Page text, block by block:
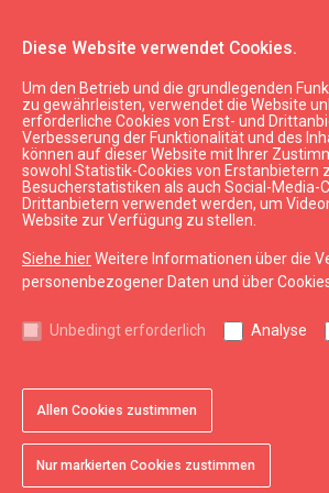
Diese Website verwendet Cookies.
Um den Betrieb und die grundlegenden
zu gewährleisten, verwendet die Website
erforderliche Cookies von Erst- und
Verbesserung der Funktionalität und des
können auf dieser Website mit Ihrer
sowohl Statistik-Cookies von Erstanbietern
Besucherstatistiken als auch Social-Media-
Drittanbietern verwendet werden, um
Website zur Verfügung zu stellen.
Siehe hierWeitere Informationen über die
personenbezogener Daten und über
Unbedingt erforderlich Analyse
Allen Cookies zustimmen
Nur markierten Cookies zustimmen
Essen & Trinken Gaststätten
Pizzeria "Čili Pizza"
chevron_left
1 von 6
2 von 6
3 von 6
4 von 6
5 von 6
6 von 6